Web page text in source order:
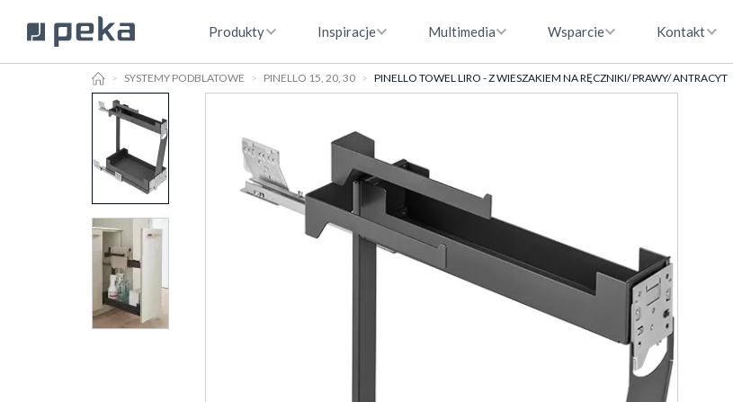
Produkty Inspiracje Multimedia Wsparcie Kontakt
HOMESYSTEMY PODBLATOWE PINELLO 15, 20, 30 PINELLO TOWEL LIRO - Z WIESZAKIEM NA RĘCZNIKI/ PRAWY/ ANTRACYT